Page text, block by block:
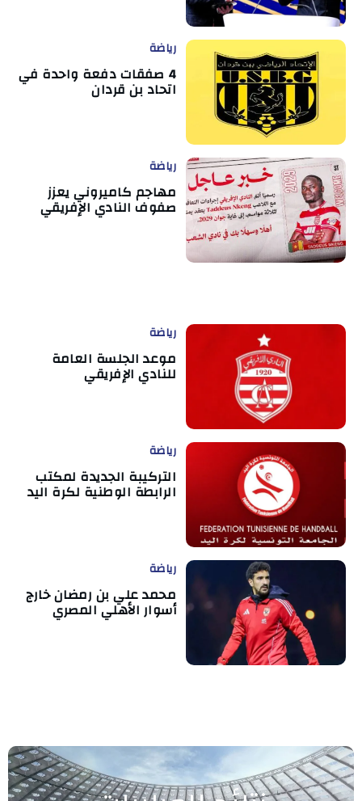
رياضة
4 صفقات دفعة واحدة في
اتحاد بن قردان
رياضة
مهاجم كاميروني يعزز
صفوف النادي الإفريقي
رياضة
موعد الجلسة العامة
للنادي الإفريقي
رياضة
التركيبة الجديدة لمكتب
الرابطة الوطنية لكرة اليد
رياضة
محمد علي بن رمضان خارج
أسوار الأهلي المصري